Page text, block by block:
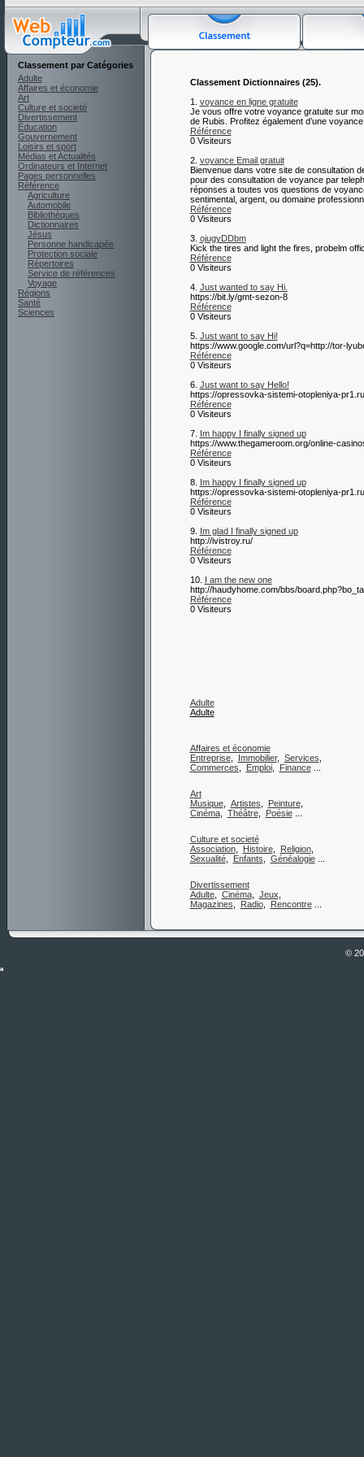
Classement par Catégories
Adulte
Affaires et économie
Art
Culture et societé
Divertissement
Éducation
Gouvernement
Loisirs et sport
Médias et Actualités
Ordinateurs et Internet
Pages personnelles
Référence
Agriculture
Automobile
Bibliothèques
Dictionnaires
Jésus
Personne handicapée
Protection sociale
Répertoires
Service de références
Voyage
Régions
Santé
Sciences
Classement Dictionnaires (25).
1. voyance en ligne gratuite
Je vous offre votre voyance gratuite sur
de Rubis. Profitez également d’une
Référence
0 Visiteurs
2. voyance Email gratuit
Bienvenue dans votre site de consultation
pour des consultation de voyance par
réponses a toutes vos questions de
sentimental, argent, ou domaine
Référence
0 Visiteurs
3. ojugyDDbm
Kick the tires and light the fires, probelm
Référence
0 Visiteurs
4. Just wanted to say Hi.
https://bit.ly/gmt-sezon-8
Référence
0 Visiteurs
5. Just want to say Hi!
https://www.google.com/url?q=http://tor-
Référence
0 Visiteurs
6. Just want to say Hello!
https://opressovka-sistemi-otopleniya-
Référence
0 Visiteurs
7. Im happy I finally signed up
https://www.thegameroom.org/online-
Référence
0 Visiteurs
8. Im happy I finally signed up
https://opressovka-sistemi-otopleniya-
Référence
0 Visiteurs
9. Im glad I finally signed up
http://ivistroy.ru/
Référence
0 Visiteurs
10. I am the new one
http://haudyhome.com/bbs/
Référence
0 Visiteurs
Adulte
Adulte
Affaires et économie
Entreprise, Immobilier, Services
Commerces
Emploi, Finance...
Art
Musique, Artistes Peinture,
Cinéma, Théâtre, Poésie...
Culture et societé
Association, Histoire, Religion,
Sexualité, Enfants Généalogie...
Divertissement
Adulte, Cinéma, Jeux
Magazines
Radio, Rencontre...
©